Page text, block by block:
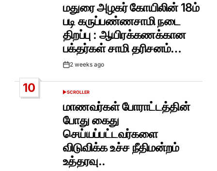
மதுரை அழகர் கோயிலின் 18ம்
படி கருப்பண்ணசாமி நடை
திறப்பு : ஆயிரக்கணக்கான
பக்தர்கள் சாமி தரிசனம்…
Post2 weeks ago
10
POSTED
SCROLLER
மாணவர்கள் போராட்டத்தின்
போது கைது
செய்யப்பட்டவர்களை
விடுவிக்க உச்ச நீதிமன்றம்
உத்தரவு..